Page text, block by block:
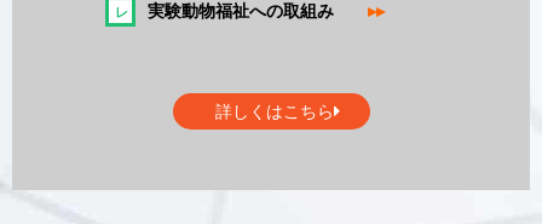
実験動物福祉への取組み▸▸
詳しくはこちら